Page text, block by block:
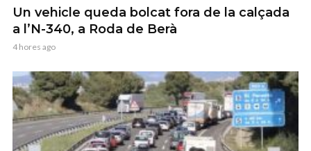
Un vehicle queda bolcat fora de la calçada
a l’N-340, a Roda de Berà
4 hores ago